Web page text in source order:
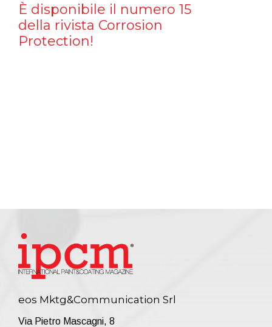
È disponibile il numero 15
della rivista Corrosion
Protection!
eos Mktg&Communication Srl
Via Pietro Mascagni, 8